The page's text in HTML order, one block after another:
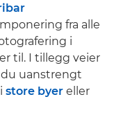
fra alle
i
til. I tillegg veier
uanstrengt
store byer eller